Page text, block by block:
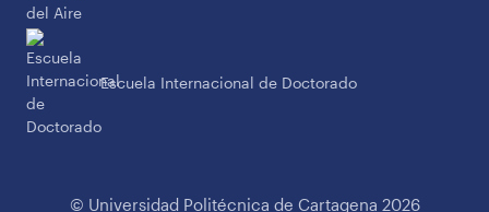
Escuela Internacional de Doctorado
© Universidad Politécnica de Cartagena 2026